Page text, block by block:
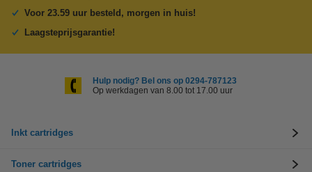
Voor 23.59 uur besteld, morgen in huis!
Laagsteprijsgarantie!
Hulp nodig? Bel ons op 0294-787123
Op werkdagen van 8.00 tot 17.00 uur
Inkt cartridges
Toner cartridges